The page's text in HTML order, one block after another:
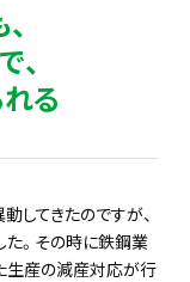
、
る
してきたのですが、
。その時に鉄鋼業
生産の減産対応が行